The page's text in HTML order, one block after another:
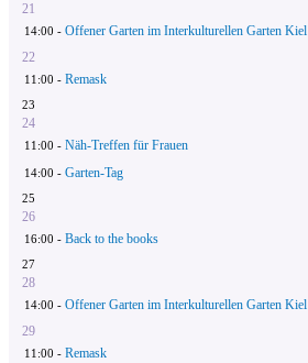
21
14:00 - Offener Garten im Interkulturellen Garten Kiel
22
11:00 - Remask
23
24
11:00 - Näh-Treffen für Frauen
14:00 - Garten-Tag
25
26
16:00 - Back to the books
27
28
14:00 - Offener Garten im Interkulturellen Garten Kiel
29
11:00 - Remask